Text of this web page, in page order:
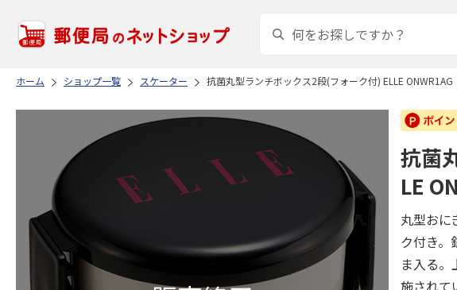
ホーム ショップ一覧 スケーター 抗菌丸型ランチボックス2段(フォーク付) ELLE ONWR1AG
抗菌
LE
丸型おに
ク付き。
ま入る
施されて